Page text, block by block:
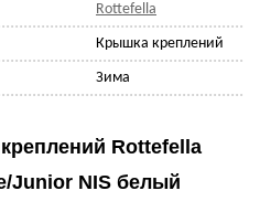
Rottefella
Крышка креплений
Зима
Rottefella
Junior NIS белый